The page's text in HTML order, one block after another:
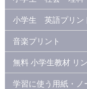
小学生 英語プリン
音楽プリント
無料 小学生教材 リ
学習に使う用紙・ノ